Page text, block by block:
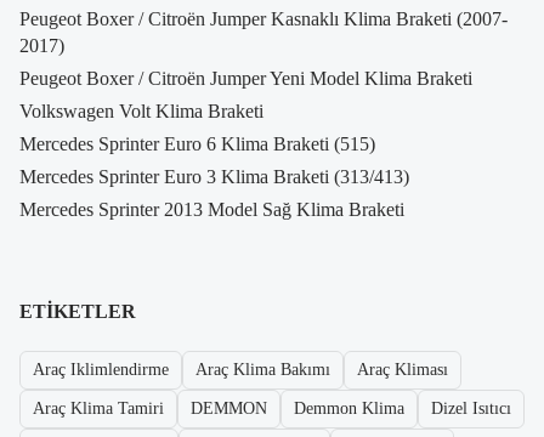
Peugeot Boxer / Citroën Jumper Kasnaklı Klima Braketi (2007-
2017)
Peugeot Boxer / Citroën Jumper Yeni Model Klima Braketi
Volkswagen Volt Klima Braketi
Mercedes Sprinter Euro 6 Klima Braketi (515)
Mercedes Sprinter Euro 3 Klima Braketi (313/413)
Mercedes Sprinter 2013 Model Sağ Klima Braketi
ETIKETLER
Araç Iklimlendirme Araç Klima Bakımı Araç Kliması
Araç Klima Tamiri DEMMON Demmon Klima Dizel Isıtıcı